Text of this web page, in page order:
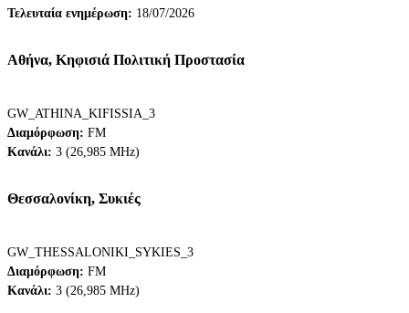
Τελευταία ενημέρωση: 18/07/2026
Αθήνα, Κηφισιά Πολιτική Προστασία
GW_ATHINA_KIFISSIA_3
Διαμόρφωση: FM
Κανάλι: 3 (26,985 MHz)
Θεσσαλονίκη, Συκιές
GW_THESSALONIKI_SYKIES_3
Διαμόρφωση: FM
Κανάλι: 3 (26,985 MHz)